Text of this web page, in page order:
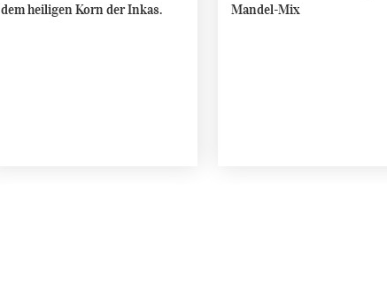
dem heiligen Korn der Inkas.
Mandel-Mix